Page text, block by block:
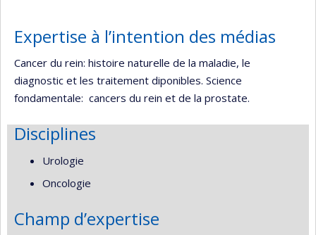
Expertise à l’intention des médias
Cancer du rein: histoire naturelle de la maladie, le
diagnostic et les traitement diponibles. Science
fondamentale: cancers du rein et de la prostate.
Disciplines
Urologie
Oncologie
Champ d’expertise